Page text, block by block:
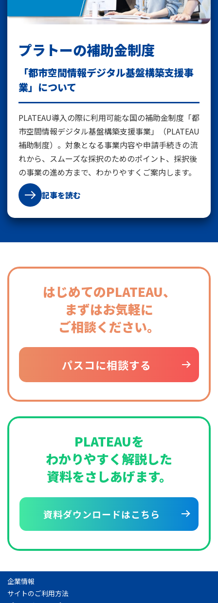
プラトーの補助金制度
「都市空間情報デジタル基盤構築支援事
業」について
PLATEAU導入の際に利用可能な国の補助金制度「都
市空間情報デジタル基盤構築支援事業」（PLATEAU
補助制度）。対象となる事業内容や申請手続きの流
れから、スムーズな採択のためのポイント、採択後
の事業の進め方まで、わかりやすくご案内します。
記事を読む
はじめてのPLATEAU、
まずはお気軽に
ご相談ください。
パスコに相談する
PLATEAUを
わかりやすく解説した
資料をさしあげます。
資料ダウンロードはこちら
企業情報
サイトのご利用方法